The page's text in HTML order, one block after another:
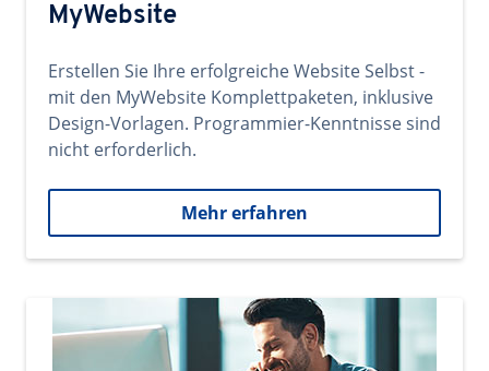
MyWebsite
Erstellen Sie Ihre erfolgreiche Website Selbst -
mit den MyWebsite Komplettpaketen, inklusive
Design-Vorlagen. Programmier-Kenntnisse sind
nicht erforderlich.
Mehr erfahren